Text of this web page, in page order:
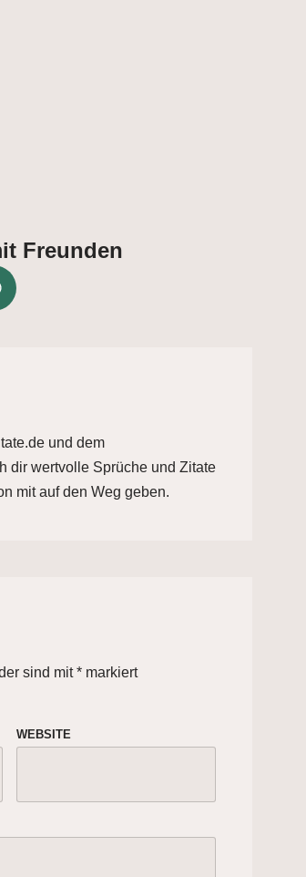
Freunden
und dem
dir wertvolle Sprüche und Zitate
mit auf den Weg geben.
sind mit* markiert
WEBSITE